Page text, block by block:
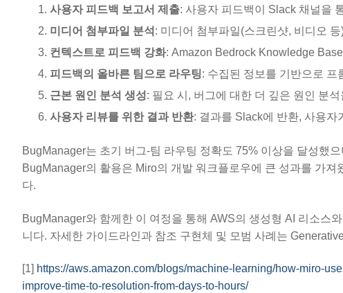
사용자 피드백 보고서 제출: 사용자 피드백이 Slack 채널을
미디어 첨부파일 분석 : 미디어 첨부파일(스크린샷, 비디오
컨텍스트로 피드백 강화: Amazon Bedrock Knowledge
피드백의 올바른 팀으로 라우팅: 수집된 정보를 기반으로
근본 원인 분석 생성: 필요 시, 버그에 대한 더 깊은 원인 분
사용자 리뷰를 위한 결과 반환: 결과를 Slack에 반환, 사용자
BugManager는 초기 버그-팀 라우팅 정확도 75% 이상을 달성했
BugManager의 활용은 Miro의 개발 워크플로우에 큰 성과를 가
다.
BugManager와 함께한 이 여정을 통해 AWS의 생성형 AI 리소스
니다. 자세한 가이드라인과 참조 구현체 및 모범 사례는
[1] https://aws.amazon.com/blogs/machine-learning/how-miro-
improve-time-to-resolution-from-days-to-hours/